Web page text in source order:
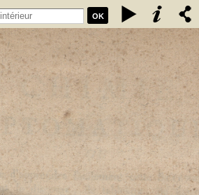
OK
d'apprendre facilement cette science en
de figures et de caractères
saisir, par la vue, les rapports de la
des corps par F. G. Courrejolles.
François-Gabriel